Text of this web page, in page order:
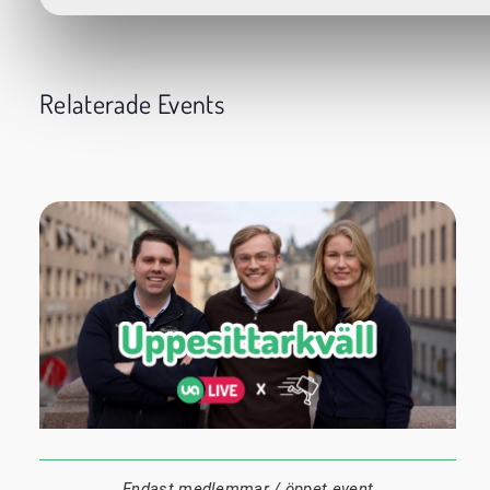
Relaterade Events
24 augusti
20:00